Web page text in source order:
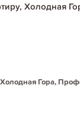
Холодная
Гора,